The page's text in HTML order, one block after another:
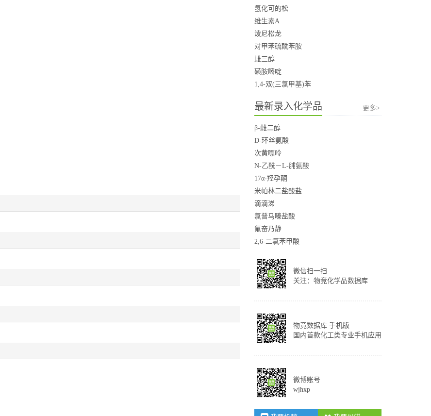
氢化可的松
维生素A
泼尼松龙
对甲苯硫酰苯胺
雌三醇
磺胺嘧啶
1,4-双(三氯甲基)苯
最新录入化学品 更多>
β-雌二醇
D-环丝氨酸
次黄嘌呤
N-乙酰－L-脯氨酸
17α-羟孕酮
米帕林二盐酸盐
滴滴涕
氯普马嗪盐酸
氟奋乃静
2,6-二氯苯甲酸
微信扫一扫
关注：物竞化学品数据库
物竟数据库 手机版
国内首款化工类专业手机应用
微博账号
wjhxp